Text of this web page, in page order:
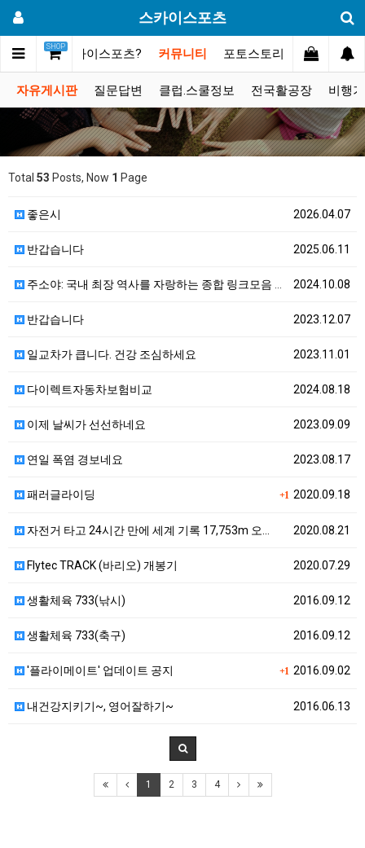
스카이스포츠
SHOP
메인 스카이스포츠? 커뮤니티 포토스토리 동영상갤러
자유게시판 질문답변 클럽.스쿨정보 전국활공장 비행
Total 53 Posts, Now 1 Page
2026.04.07
좋은시
2025.06.11
반갑습니다
2024.10.08
주소야: 국내 최장 역사를 자랑하는 종합 링크모음 사이…
2023.12.07
반갑습니다
2023.11.01
일교차가 큽니다. 건강 조심하세요
2024.08.18
다이렉트자동차보험비교
2023.09.09
이제 날씨가 선선하네요
2023.08.17
연일 폭염 경보네요
+1 2020.09.18
패러글라이딩
2020.08.21
자전거 타고 24시간 만에 세계 기록 17,753m 오…
2020.07.29
Flytec TRACK (바리오) 개봉기
2016.09.12
생활체육 733(낚시)
2016.09.12
생활체육 733(축구)
+1 2016.09.02
'플라이메이트' 업데이트 공지
2016.06.13
내건강지키기~, 영어잘하기~
1 2 3 4